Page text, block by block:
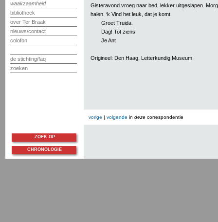
waakzaamheid
bibliotheek
over Ter Braak
nieuws/contact
colofon
de stichting/faq
zoeken
Gisteravond vroeg naar bed, lekker uitgeslapen.
halen. ‘k Vind het leuk, dat je komt.
Groet Truida.
Dag! Tot ziens.
Je Ant
Origineel: Den Haag, Letterkundig Museum
vorige | volgende in deze correspondentie
ZOEK OP
CHRONOLOGIE